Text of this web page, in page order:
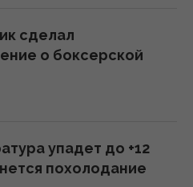
с Россией дрон
Лейпцига, –
СМИ раскрыли, кто
сделал
о боксерской
упадет до +12
похолодание